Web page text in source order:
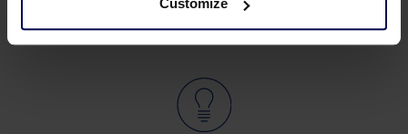
Customize